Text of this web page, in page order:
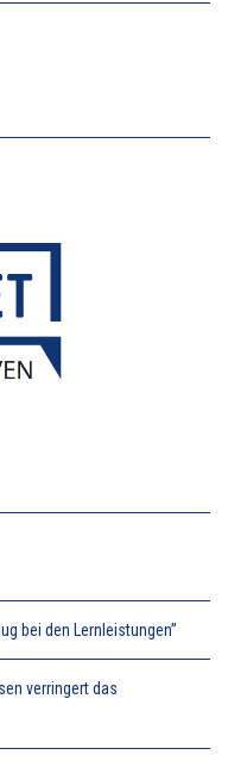
bei den Lernleistungen”
verringert das